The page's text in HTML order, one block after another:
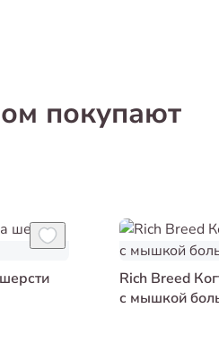
покупают
Rich Breed
с мышкой